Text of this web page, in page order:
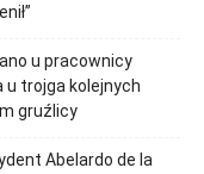
u pracownicy
u trojga kolejnych
gruźlicy
Abelardo de la